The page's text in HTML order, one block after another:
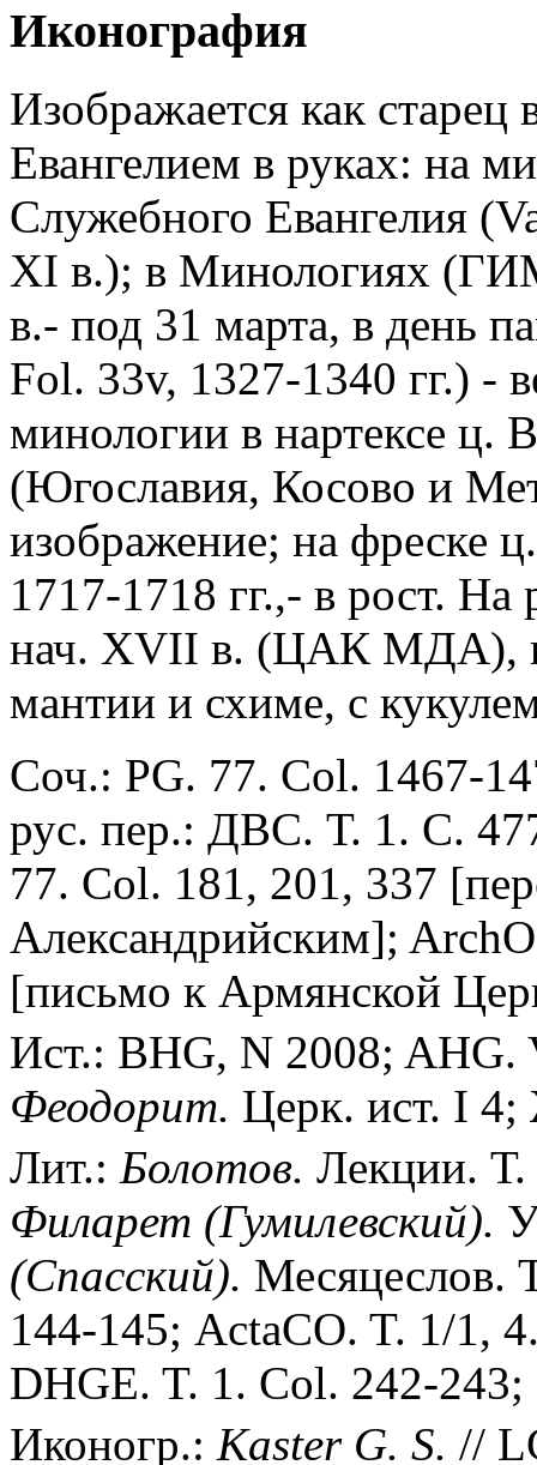
Иконография
Изображается как старец
Евангелием в руках: на
Служебного Евангелия
XI в.); в Минологиях
в.- под 31 марта, в день
Fol. 33v, 1327-1340 гг.) -
минологии в нартексе ц.
(Югославия, Косово и
изображение; на фреске
1717-1718 гг.,- в рост.
нач. XVII в. (ЦАК МДА),
мантии и схиме, с
Соч.: PG. 77. Col. 1467-
рус. пер.: ДВС. Т. 1. С.
77. Col. 181, 201, 337
Александрийским];
[письмо к Армянской
Ист.: BHG, N 2008; AHG.
Феодорит. Церк. ист. I
Лит.: Болотов. Лекции. Т.
Филарет (Гумилевский).
(Спасский). Месяцеслов.
144-145; ActaCO. T. 1/1,
DHGE. T. 1. Col. 242-
Иконогр.: Kaster G. S. //